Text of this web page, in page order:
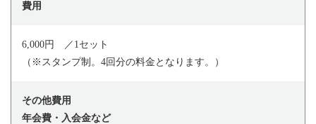
費用
6,000円 ／1セット
（※スタンプ制。4回分の料金となります。）
その他費用
年会費・入会金など